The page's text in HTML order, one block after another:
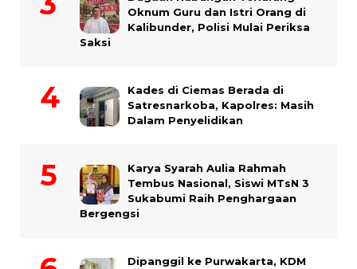
Oknum Guru dan Istri Orang di
Kalibunder, Polisi Mulai Periksa
Saksi
Kades di Ciemas Berada di
Satresnarkoba, Kapolres: Masih
Dalam Penyelidikan
Karya Syarah Aulia Rahmah
Tembus Nasional, Siswi MTsN 3
Sukabumi Raih Penghargaan
Bergengsi
Dipanggil ke Purwakarta, KDM